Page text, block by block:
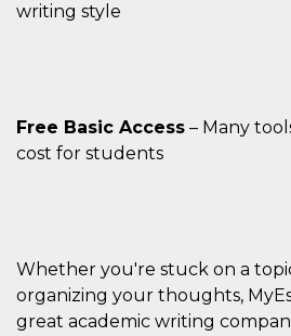
writing style
Free Basic Access – Many
cost for students
Whether you're stuck on a
organizing your thoughts,
great academic writing